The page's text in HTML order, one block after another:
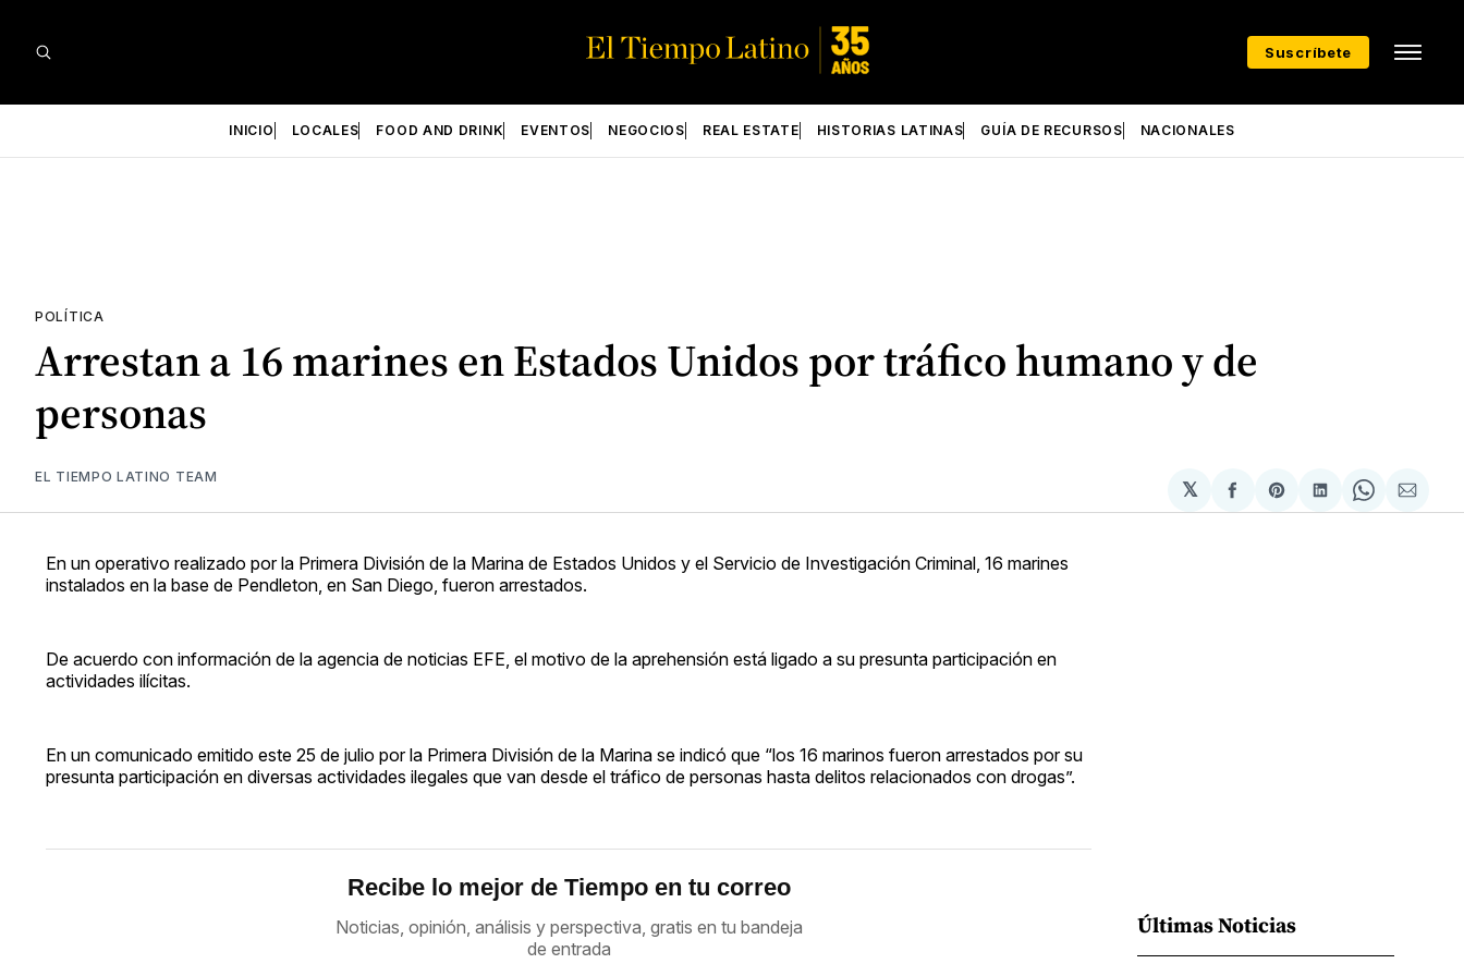
Suscríbete
INICIO LOCALES FOOD AND DRINK EVENTOS NEGOCIOS REAL ESTATE HISTORIAS LATINAS GUÍA DE RECURSOS NACIONALES
POLÍTICA
Arrestan a 16 marines en Estados Unidos por tráfico humano y de
personas
EL TIEMPO LATINO TEAM
𝕏
Compartir
en
Share
on
Compartir
en
Share
on
via
En un operativo realizado por la Primera División de la Marina de Estados Unidos y el Servicio de Investigación Criminal, 16 marines
instalados en la base de Pendleton, en San Diego, fueron arrestados.
De acuerdo con información de la agencia de noticias EFE, el motivo de la aprehensión está ligado a su presunta participación en
actividades ilícitas.
En un comunicado emitido este 25 de julio por la Primera División de la Marina se indicó que “los 16 marinos fueron arrestados por su
presunta participación en diversas actividades ilegales que van desde el tráfico de personas hasta delitos relacionados con drogas”.
Recibe lo mejor de Tiempo en tu correo
Noticias, opinión, análisis y perspectiva, gratis en tu bandeja
de entrada
Últimas Noticias